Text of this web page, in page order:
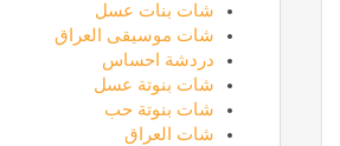
شات بنات عسل
شات موسيقى العراق
دردشة احساس
شات بنوتة عسل
شات بنوتة حب
شات العراق